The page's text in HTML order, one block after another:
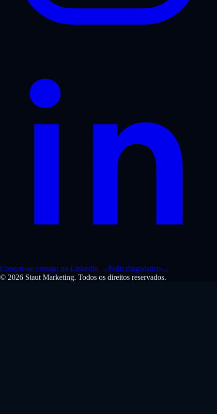
Conecte-se comigo no LinkedIn →Pedir diagnóstico→
© 2026 Staut Marketing. Todos os direitos reservados.